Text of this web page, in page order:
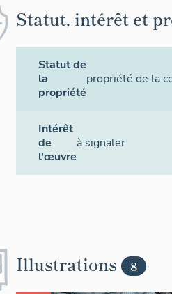
Statut, intérêt et
Statut de
la
propriété
propriété de la
Intérêt
de
l'œuvre
à signaler
Illustrations 8